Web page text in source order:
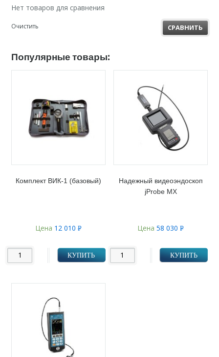
Нет товаров для сравнения
Очистить СРАВНИТЬ
Популярные товары:
Комплект ВИК-1 (базовый)
Цена 12 010 Р
КУПИТЬ
Надежный видеоэндоскоп
jProbe MX
Цена58 030Р
КУПИТЬ